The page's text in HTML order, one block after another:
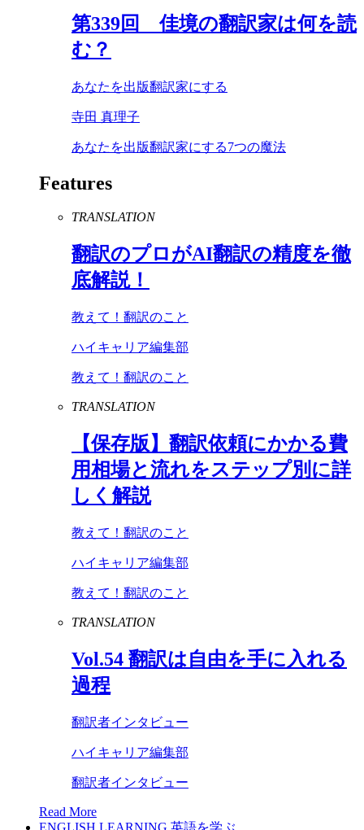
第339回 佳境の翻訳家は何を読
む？
あなたを出版翻訳家にする
寺田 真理子
あなたを出版翻訳家にする7つの魔法
Features
TRANSLATION
翻訳のプロがAI翻訳の精度を徹
底解説！
教えて！翻訳のこと
ハイキャリア編集部
教えて！翻訳のこと
TRANSLATION
【保存版】翻訳依頼にかかる費
用相場と流れをステップ別に詳
しく解説
教えて！翻訳のこと
ハイキャリア編集部
教えて！翻訳のこと
TRANSLATION
Vol.54 翻訳は自由を手に入れる
過程
翻訳者インタビュー
ハイキャリア編集部
翻訳者インタビュー
Read More
ENGLISH LEARNING 英語を学ぶ